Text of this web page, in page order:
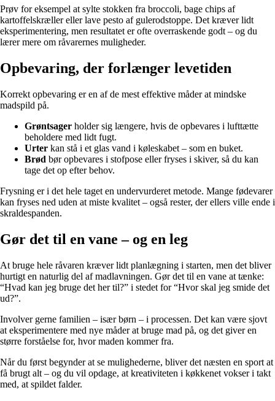
Prøv for eksempel at sylte stokken fra broccoli, bage chips af
kartoffelskræller eller lave pesto af gulerodstoppe. Det kræver lidt
eksperimentering, men resultatet er ofte overraskende godt – og du
lærer mere om råvarernes muligheder.
Opbevaring, der forlænger levetiden
Korrekt opbevaring er en af de mest effektive måder at mindske
madspild på.
Grøntsager holder sig længere, hvis de opbevares i lufttætte
beholdere med lidt fugt.
Urter kan stå i et glas vand i køleskabet – som en buket.
Brød bør opbevares i stofpose eller fryses i skiver, så du kan
tage det op efter behov.
Frysning er i det hele taget en undervurderet metode. Mange fødevarer
kan fryses ned uden at miste kvalitet – også rester, der ellers ville ende i
skraldespanden.
Gør det til en vane – og en leg
At bruge hele råvaren kræver lidt planlægning i starten, men det bliver
hurtigt en naturlig del af madlavningen. Gør det til en vane at tænke:
“Hvad kan jeg bruge det her til?” i stedet for “Hvor skal jeg smide det
ud?”.
Involver gerne familien – især børn – i processen. Det kan være sjovt
at eksperimentere med nye måder at bruge mad på, og det giver en
større forståelse for, hvor maden kommer fra.
Når du først begynder at se mulighederne, bliver det næsten en sport at
få brugt alt – og du vil opdage, at kreativiteten i køkkenet vokser i takt
med, at spildet falder.